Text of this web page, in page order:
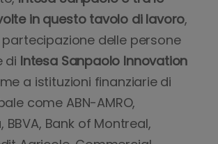
in questo tavolo di lavoro,
delle persone
di Intesa Sanpaolo Innovation
a istituzioni finanziarie di
come ABN-AMRO,
Bank of Montreal,